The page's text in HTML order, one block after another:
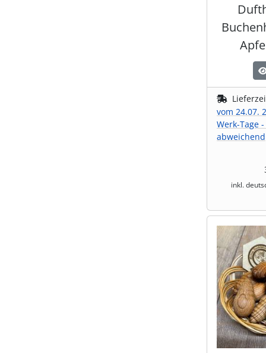
vom 24.07.
Werk-Tage
abweichend
inkl.